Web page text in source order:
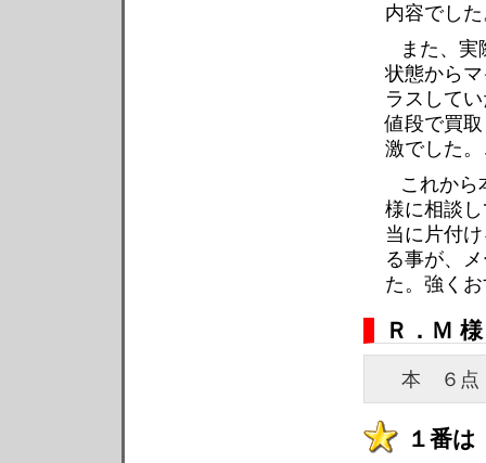
内容でし
また、
状態から
ラスして
値段で買
激でした
これから
様に相談
当に片付
る事が、
た。強く
Ｒ．Ｍ
本 ６
１番